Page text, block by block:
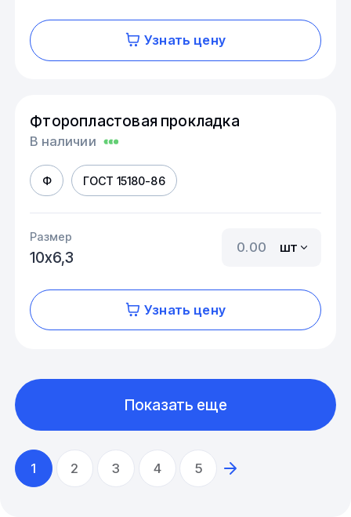
Узнать цену
Фторопластовая прокладка
В наличии
Ф ГОСТ 15180-86
Размер
10х6,3
шт
Узнать цену
1 2 3 4 5
Показать еще